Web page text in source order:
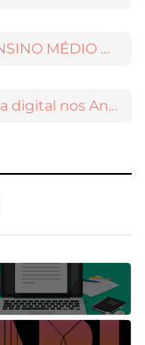
NOVOS CONTEÚDOS PARA O ENSINO MÉDIO DISPONÍVEIS NO MODERNAMIGOS
Dinâmica para ensinar segurança digital nos Anos Iniciais